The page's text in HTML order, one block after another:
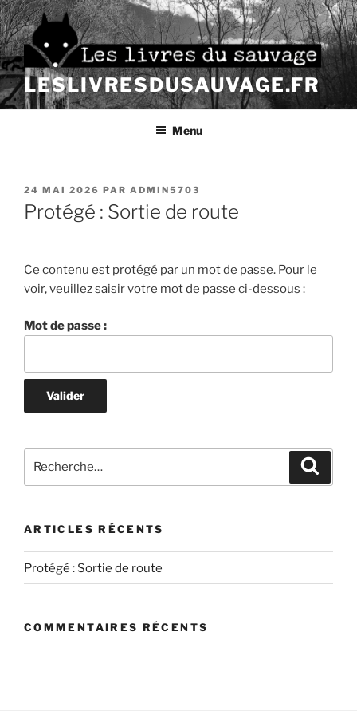
Aller
au
contenu
principal
LESLIVRESDUSAUVAGE.FR
Menu
PUBLIÉ
LE
24 MAI 2026 PAR ADMIN5703
Protégé : Sortie de route
Ce contenu est protégé par un mot de passe. Pour le
voir, veuillez saisir votre mot de passe ci-dessous :
Mot de passe :
pour
ARTICLES RÉCENTS
Protégé : Sortie de route
COMMENTAIRES RÉCENTS